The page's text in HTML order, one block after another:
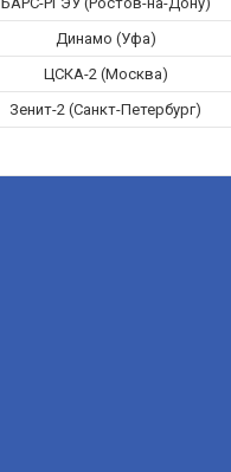
Динамо (Уфа)
ЦСКА-2 (Москва)
Зенит-2 (Санкт-Петербург)